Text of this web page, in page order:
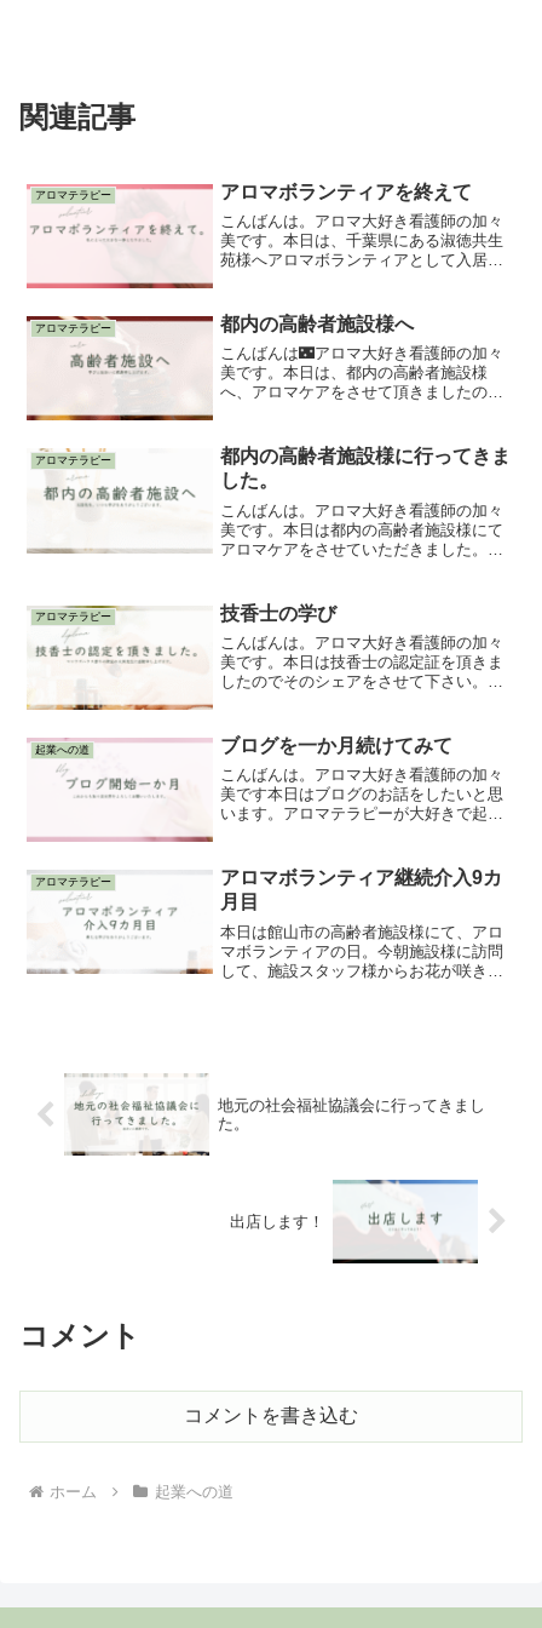
関連記事
アロマテラピー アロマボランティアを終えて
こんばんは。アロマ大好き看護師の加々
美です。本日は、千葉県にある淑徳共生
苑様へアロマボランティアとして入居者
います。淑徳共生苑の入居者様、勤務さ
れているスタッフ様、太田...
アロマテラピー 都内の高齢者施設様へ
こんばんは🌃アロマ大好き看護師の加々
美です。本日は、都内の高齢者施設様
へ、アロマケアをさせて頂きましたので
てやまないマロウズハウス香りの教室の
太田先生に日々学びを頂いて...
アロマテラピー
都内の高齢者施設様に行ってきま
した。
こんばんは。アロマ大好き看護師の加々
美です。本日は都内の高齢者施設様にて
アロマケアをさせていただきました。本
てくださった方がいらして嬉しさと感謝
の1日でした。太田先生に...
アロマテラピー 技香士の学び
こんばんは。アロマ大好き看護師の加々
美です。本日は技香士の認定証を頂きま
したのでそのシェアをさせて下さい。マ
妊産婦さんのケアを学ばせて頂きまし
た。実は技香士の学びをして...
起業への道 ブログを一か月続けてみて
こんばんは。アロマ大好き看護師の加々
美です本日はブログのお話をしたいと思
います。アロマテラピーが大好きで起業
たときに「こんなこと言ってたな」「失
敗して泣いてたな」「諦め...
アロマテラピー
アロマボランティア継続介入9カ
月目
本日は館山市の高齢者施設様にて、アロ
マボランティアの日。今朝施設様に訪問
して、施設スタッフ様からお花が咲き誇
地元の社会福祉協議会に行ってきまし
た。
出店します！
コメント
コメントを書き込む
ホーム 起業への道